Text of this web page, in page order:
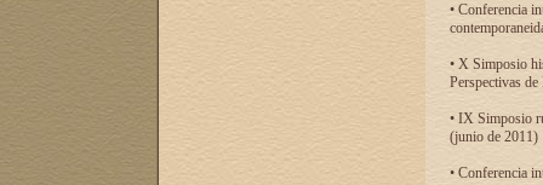
• Conferencia
• X Simposio
Perspectivas
• IX Simposio
(junio de 2011)
• Conferencia